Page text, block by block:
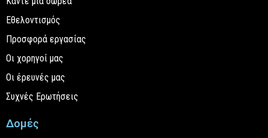
Εθελοντισμός
Προσφορά εργασίας
Οι χορηγοί μας
Οι έρευνές μας
Συχνές Ερωτήσεις
Δομές